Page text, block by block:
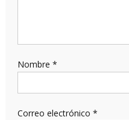
Nombre *
Correo electrónico *